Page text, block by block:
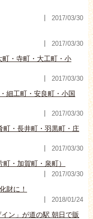
2017/03/30
2017/03/30
・寺町・大工町・小
2017/03/30
細工町・安良町・小国
2017/03/30
町・長井町・羽黒町・庄
2017/03/30
・加賀町・泉町）
2017/03/30
財に！
2018/01/24
ン」が道の駅 朝日で販